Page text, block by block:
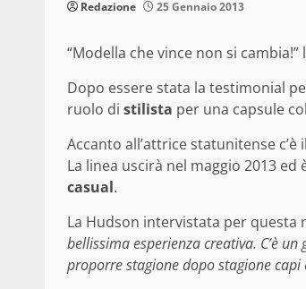
Redazione 25 Gennaio 2013
“Modella che vince non si cambia!”
Dopo essere stata la testimonial
ruolo di stilista per una capsule
Accanto all’attrice statunitense
La linea uscirà nel maggio 2013
casual.
La Hudson intervistata per questa
bellissima esperienza creativa. C’è
proporre stagione dopo stagione